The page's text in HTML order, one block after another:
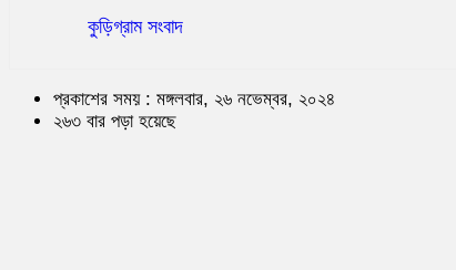
কুড়িগ্রাম সংবাদ
প্রকাশের সময় : মঙ্গলবার, ২৬ নভেম্বর, ২০২৪
২৬৩ বার পড়া হয়েছে